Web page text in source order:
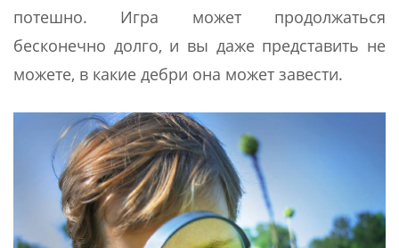
потешно. Игра может продолжаться
бесконечно долго, и вы даже представить не
можете, в какие дебри она может завести.